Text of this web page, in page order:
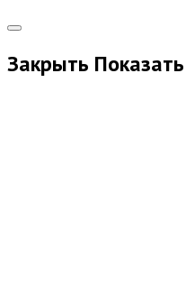
Закрыть Показать